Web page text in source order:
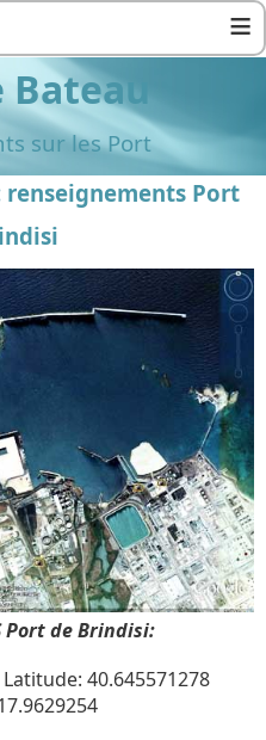
≡
sur les Port
Port
Port de Brindisi:
40.645571278